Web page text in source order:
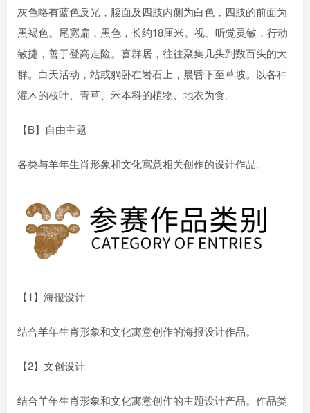
灰色略有蓝色反光，腹面及四肢内侧为白色，四肢的前面为
黑褐色。尾宽扁，黑色，长约18厘米。视、听觉灵敏，行动
敏捷，善于登高走险。喜群居，往往聚集几头到数百头的大
群。白天活动，站或躺卧在岩石上，晨昏下至草坡。以各种
灌木的枝叶、青草、禾本科的植物、地衣为食。
【B】自由主题
各类与羊年生肖形象和文化寓意相关创作的设计作品。
【1】海报设计
结合羊年生肖形象和文化寓意创作的海报设计作品。
【2】文创设计
结合羊年生肖形象和文化寓意创作的主题设计产品。作品类